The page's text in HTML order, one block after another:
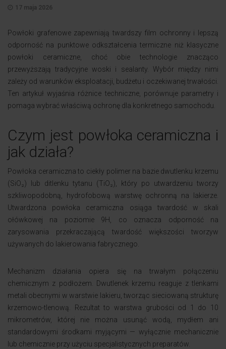
17 maja 2026
​Powłoki grafenowe zapewniają twardszy film ochronny i lepszą
odporność na punktowe odkształcenia termiczne niż klasyczne
powłoki ceramiczne, choć obie technologie znacząco
przewyższają tradycyjne woski i sealanty. Wybór między nimi
zależy od warunków eksploatacji, budżetu i oczekiwanej trwałości.
Ten artykuł wyjaśnia różnice techniczne, porównuje parametry i
pomaga wybrać właściwą ochronę dla konkretnego samochodu.
Czym jest powłoka ceramiczna i
jak działa?
Powłoka ceramiczna to ciekły polimer na bazie dwutlenku krzemu
(SiO₂) lub ditlenku tytanu (TiO₂), który po utwardzeniu tworzy
szkliwopodobną, hydrofobową warstwę ochronną na lakierze.
Utwardzona powłoka ceramiczna osiąga twardość w skali
ołówkowej na poziomie 9H, co oznacza odporność na
zarysowania przekraczającą twardość większości tworzyw
używanych do lakierowania fabrycznego.
Mechanizm działania opiera się na trwałym połączeniu
chemicznym z podłożem. Dwutlenek krzemu reaguje z tlenkami
metali obecnymi w warstwie lakieru, tworząc sieciowaną strukturę
krzemowo-tlenową. Rezultat to warstwa grubości od 1 do 10
mikrometrów, której nie można usunąć wodą, mydłem ani
standardowymi środkami myjącymi — wyłącznie mechanicznie
lub chemicznie przy użyciu specjalistycznych preparatów.